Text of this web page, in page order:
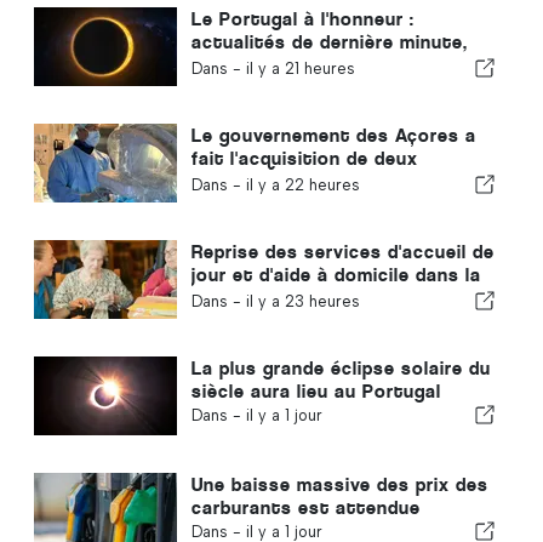
Le Portugal à l'honneur :
actualités de dernière minute,
tendances touristiques et les
Dans - il y a 21 heures
Le gouvernement des Açores a
fait l'acquisition de deux
nouveaux systèmes de chirurgie
Dans - il y a 22 heures
Reprise des services d'accueil de
jour et d'aide à domicile dans la
commune de Portugal
Dans - il y a 23 heures
La plus grande éclipse solaire du
siècle aura lieu au Portugal
Dans - il y a 1 jour
Une baisse massive des prix des
carburants est attendue
Dans - il y a 1 jour